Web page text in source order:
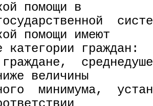
помощи в
помощи имеют
категории граждан:
величины
минимума,